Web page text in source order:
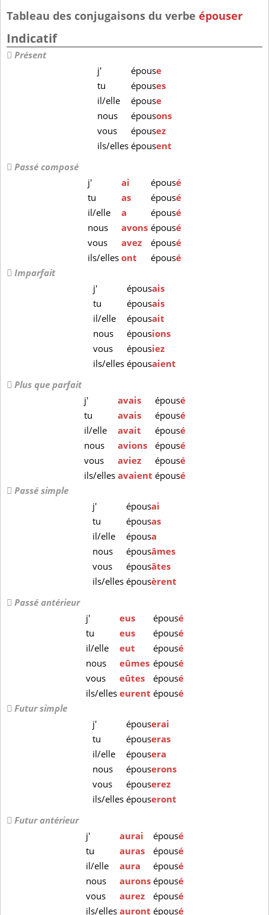
Tableau des conjugaisons du verbe épouser
Indicatif
Présent
j'
épouse
tu
épouses
il/elle
épouse
nous
épousons
vous
épousez
ils/ellesépousent
Passé composé
j'
ai épousé
tu
as épousé
il/elle
a épousé
nous
avons épousé
vous
avez épousé
ils/ellesont épousé
Imparfait
j'
épousais
tu
épousais
il/elle
épousait
nous
épousions
vous
épousiez
ils/ellesépousaient
Plus que parfait
j'
avais épousé
tu
avais épousé
il/elle
avait épousé
nous
avions épousé
vous
aviez épousé
ils/elles avaient épousé
Passé simple
j'
épousai
tu
épousas
il/elle
épousa
nous
épousâmes
vous
épousâtes
ils/ellesépousèrent
Passé antérieur
j'
eus épousé
tu
eus épousé
il/elle
eut épousé
nous
eûmes épousé
vous
eûtes épousé
ils/elles eurent épousé
Futur simple
j'
épouserai
tu
épouseras
il/elle
épousera
nous
épouserons
vous
épouserez
ils/ellesépouseront
Futur antérieur
j'
aurai épousé
tu
auras épousé
il/elle
aura épousé
nous
aurons épousé
vous
aurez épousé
ils/elles auront épousé